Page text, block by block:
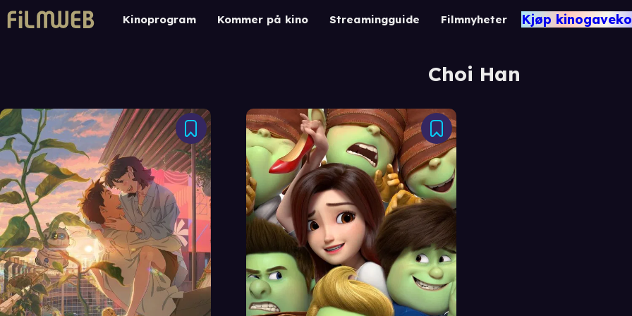
Kinoprogram Kommer på kino Streamingguide Filmnyheter Kjøp
Choi Han